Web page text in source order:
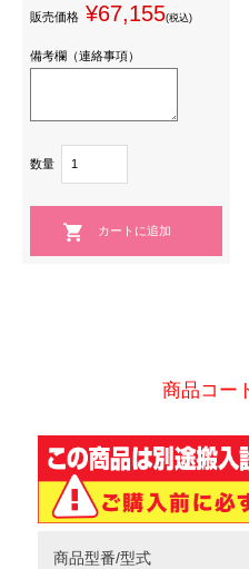
販売価格 ¥67,155(税込)
備考欄（連絡事項）
数量
商品コー
商品型番/型式